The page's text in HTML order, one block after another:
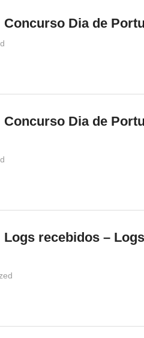
Concurso Dia de
Concurso Dia de
Logs recebidos –